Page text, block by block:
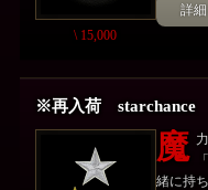
\ 15,000
詳
※再入荷 starchance
魔
緒に持